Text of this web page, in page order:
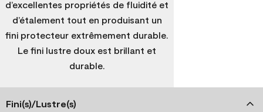
d’excellentes propriétés de fluidité et
d’étalement tout en produisant un
fini protecteur extrêmement durable.
Le fini lustre doux est brillant et
durable.
Fini(s)/Lustre(s)